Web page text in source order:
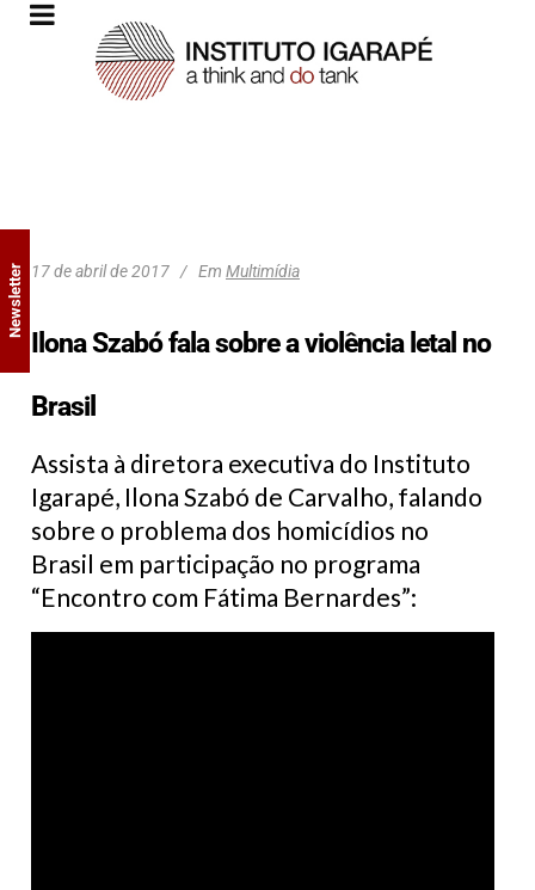
17 de abril de 2017 Em Multimídia
Ilona Szabó fala sobre a violência letal no
Brasil
Assista à diretora executiva do Instituto
Igarapé, Ilona Szabó de Carvalho, falando
sobre o problema dos homicídios no
Brasil em participação no programa
“Encontro com Fátima Bernardes”:
Newsletter